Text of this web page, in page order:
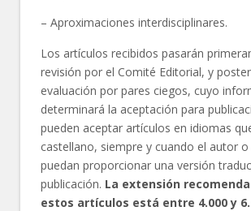
– Aproximaciones interdisciplinares.
Los artículos recibidos pasarán
revisión por el Comité Editorial, y
evaluación por pares ciegos, cuyo
determinará la aceptación para
pueden aceptar artículos en idiomas
castellano, siempre y cuando el autor
puedan proporcionar una versión
publicación. La extensión
estos artículos está entre 4.000 y